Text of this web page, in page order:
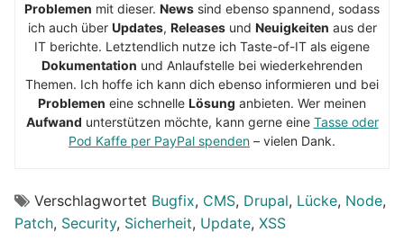
Problemen mit dieser. News sind ebenso spannend, sodass
ich auch über Updates, Releasesund Neuigkeiten aus der
IT berichte. Letztendlich nutze ich Taste-of-IT als eigene
Dokumentation und Anlaufstelle bei wiederkehrenden
Themen. Ich hoffe ich kann dich ebenso informieren und bei
Problemen eine schnelle Lösung anbieten. Wer meinen
Aufwand unterstützen möchte, kann gerne eine Tasse oder
Pod Kaffe per PayPal spenden – vielen Dank.
Verschlagwortet Bugfix, CMS, Drupal, Lücke, Node,
Patch, Security, Sicherheit, Update, XSS